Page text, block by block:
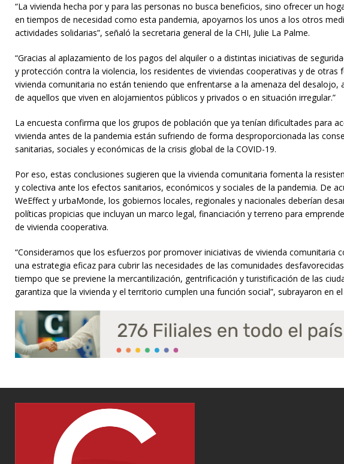
“La vivienda hecha por y para las personas no busca beneficios, sino ofrecer un
en tiempos de necesidad como esta pandemia, apoyarnos los unos a los otros
actividades solidarias”, señaló la secretaria general de la CHI, Julie La Palme.
“Gracias al aplazamiento de los pagos del alquiler o a distintas iniciativas de
y protección contra la violencia, los residentes de viviendas cooperativas y de otras
vivienda comunitaria no están teniendo que enfrentarse a la amenaza del desalojo,
de aquellos que viven en alojamientos públicos y privados o en situación irregular.”
La encuesta confirma que los grupos de población que ya tenían dificultades para
vivienda antes de la pandemia están sufriendo de forma desproporcionada las
sanitarias, sociales y económicas de la crisis global de la COVID-19.
Por eso, estas conclusiones sugieren que la vivienda comunitaria fomenta la
y colectiva ante los efectos sanitarios, económicos y sociales de la pandemia. De
WeEffect y urbaMonde, los gobiernos locales, regionales y nacionales deberían
políticas propicias que incluyan un marco legal, financiación y terreno para
de vivienda cooperativa.
“Consideramos que los esfuerzos por promover iniciativas de vivienda comunitaria
una estrategia eficaz para cubrir las necesidades de las comunidades
tiempo que se previene la mercantilización, gentrificación y turistificación de las
garantiza que la vivienda y el territorio cumplen una función social”, subrayaron en